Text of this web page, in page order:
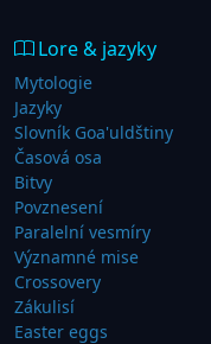
Lore & jazyky
Mytologie
Jazyky
Slovník Goa'uldštiny
Časová osa
Bitvy
Povznesení
Paralelní vesmíry
Významné mise
Crossovery
Zákulisí
Easter eggs